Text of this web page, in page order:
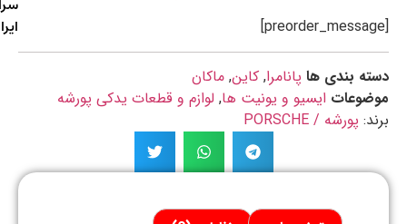
بندی ها پانامرا,کاین,ماکان
ایسیو و یونیت ها,لوازم و قطعات یدکی پورشه
پورشه / PORSCHE
سراسر